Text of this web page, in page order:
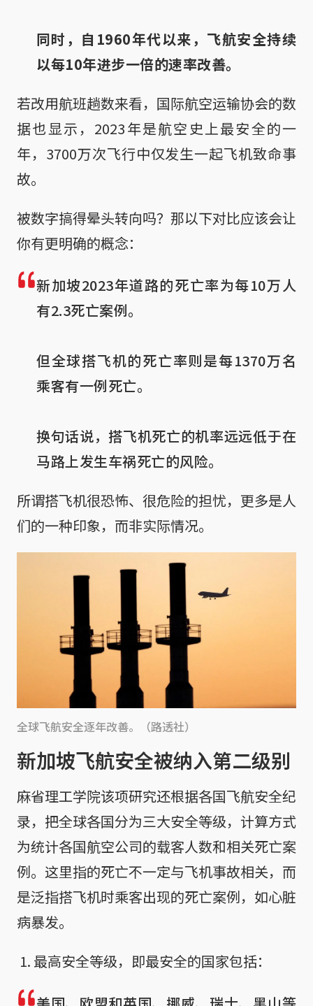
同时，自1960年代以来，飞航安全持续
以每10年进步一倍的速率改善。
若改用航班趟数来看，国际航空运输协会的数
据也显示，2023年是航空史上最安全的一
年，3700万次飞行中仅发生一起飞机致命事
故。
被数字搞得晕头转向吗？那以下对比应该会让
你有更明确的概念：
新加坡2023年道路的死亡率为每10万人
有2.3死亡案例。
但全球搭飞机的死亡率则是每1370万名
乘客有一例死亡。
换句话说，搭飞机死亡的机率远远低于在
马路上发生车祸死亡的风险。
所谓搭飞机很恐怖、很危险的担忧，更多是人
们的一种印象，而非实际情况。
全球飞航安全逐年改善。（路透社）
新加坡飞航安全被纳入第二级别
麻省理工学院该项研究还根据各国飞航安全纪
录，把全球各国分为三大安全等级，计算方式
为统计各国航空公司的载客人数和相关死亡案
例。这里指的死亡不一定与飞机事故相关，而
是泛指搭飞机时乘客出现的死亡案例，如心脏
病暴发。
最高安全等级，即最安全的国家包括：